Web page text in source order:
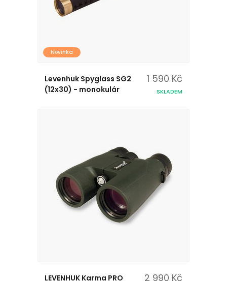
Novinka
Levenhuk Spyglass SG2
(12x30) - monokulár
1 590 Kč
SKLADEM
LEVENHUK Karma PRO 2 990 Kč